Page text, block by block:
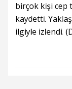
birçok kişi cep
kaydetti.
ilgiyle izlendi.